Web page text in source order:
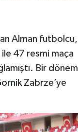
Alman futbolcu,
ile 47 resmi maça
Bir dönem
Zabrze’ye